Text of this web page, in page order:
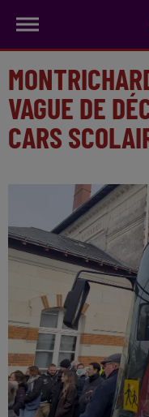
VAGUE DE
CARS